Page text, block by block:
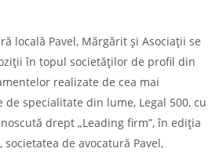
locală Pavel, Mărgărit și Asociații se
în topul societăților de profil din
realizate de cea mai
specialitate din lume, Legal 500, cu
drept „Leading firm”, în ediția
societatea de avocatură Pavel,